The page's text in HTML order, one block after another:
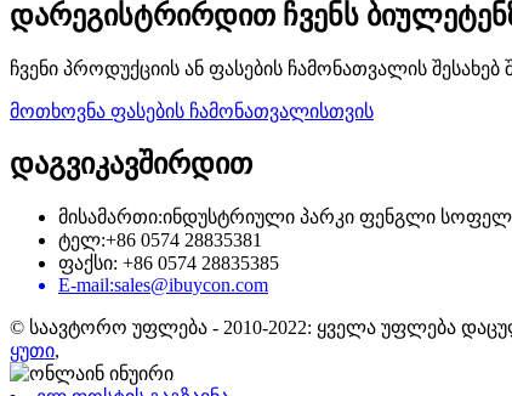
დარეგისტრირდით ჩვენს
ჩვენი პროდუქციის ან ფასების ჩამონათვალის
მოთხოვნა ფასების ჩამონათვალისთვის
დაგვიკავშირდით
მისამართი:ინდუსტრიული პარკი ფენგლი
ტელ:+86 0574 28835381
ფაქსი: +86 0574 28835385
E-mail:sales@ibuycon.com
© საავტორო უფლება - 2010-2022: ყველა უფლება
ყუთი,